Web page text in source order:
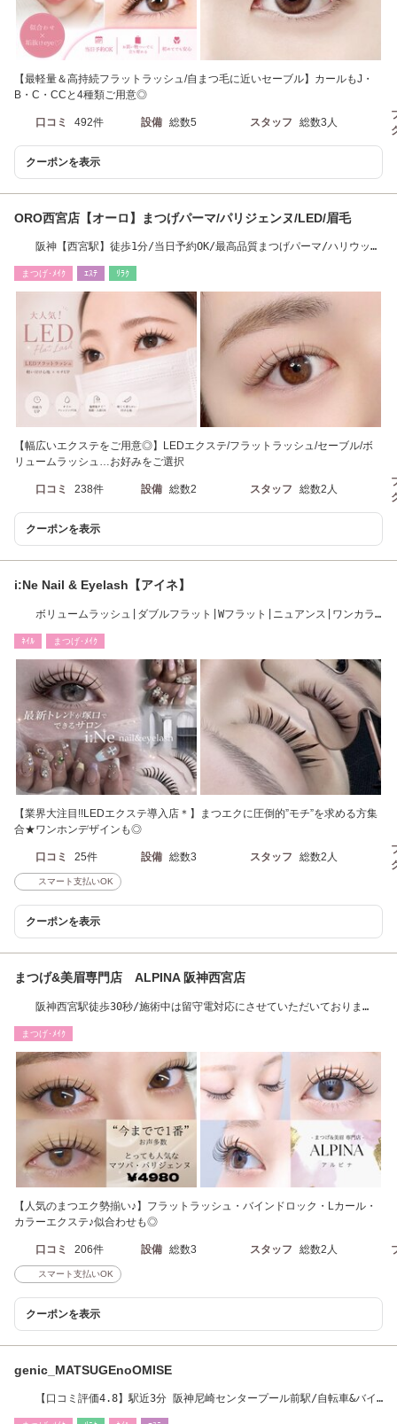
【最軽量＆高持続フラットラッシュ/自まつ毛に近いセーブル】カールもJ・
B・C・CCと4種類ご用意◎
口コミ 492件 設備 総数5 スタッフ 総数3人
クーポンを表示
ORO西宮店【オーロ】まつげパーマ/パリジェンヌ/LED/眉毛
阪神【西宮駅】徒歩1分/当日予約OK/最高品質まつげパーマ/ハリウッド
まつげ･ﾒｲｸ ｴｽﾃ ﾘﾗｸ
【幅広いエクステをご用意◎】LEDエクステ/フラットラッシュ/セーブル/ボ
リュームラッシュ…お好みをご選択
口コミ 238件 設備 総数2 スタッフ 総数2人
クーポンを表示
i:Ne Nail & Eyelash【アイネ】
ボリュームラッシュ|ダブルフラット|Wフラット|ニュアンス|ワンカラ
ﾈｲﾙ まつげ･ﾒｲｸ
【業界大注目!!LEDエクステ導入店＊】まつエクに圧倒的”モチ”を求める方集
合★ワンホンデザインも◎
口コミ 25件 設備 総数3 スタッフ 総数2人
スマート支払いOK
クーポンを表示
まつげ&美眉専門店 ALPINA 阪神西宮店
阪神西宮駅徒歩30秒/施術中は留守電対応にさせていただいておりま
まつげ･ﾒｲｸ
【人気のまつエク勢揃い♪】フラットラッシュ・バインドロック・Lカール・
カラーエクステ♪似合わせも◎
口コミ 206件 設備 総数3 スタッフ 総数2人
スマート支払いOK
クーポンを表示
genic_MATSUGEnoOMISE
【口コミ評価4.8】駅近3分 阪神尼崎センタープール前駅/自転車&バイ